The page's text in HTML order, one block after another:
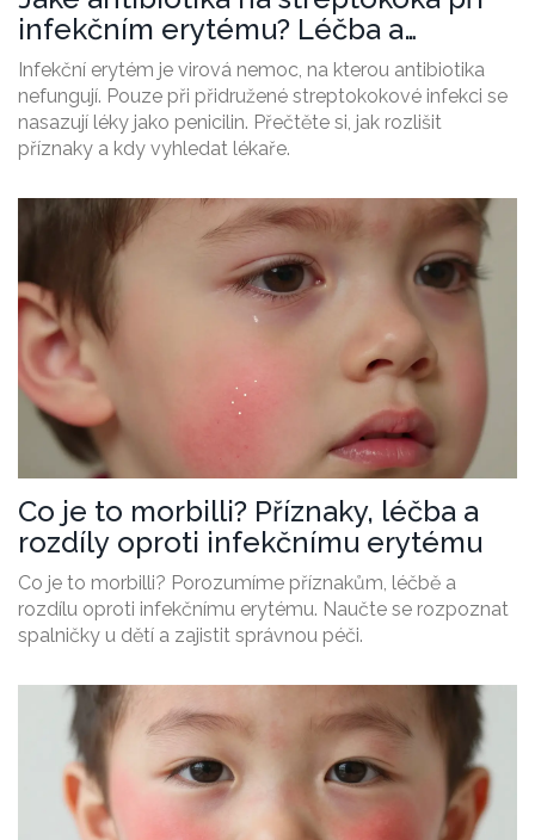
infekčním erytému? Léčba a
příznaky
Infekční erytém je virová nemoc, na kterou antibiotika
nefungují. Pouze při přidružené streptokokové infekci se
nasazují léky jako penicilin. Přečtěte si, jak rozlišit
příznaky a kdy vyhledat lékaře.
Co je to morbilli? Příznaky, léčba a
rozdíly oproti infekčnímu erytému
Co je to morbilli? Porozumíme příznakům, léčbě a
rozdílu oproti infekčnímu erytému. Naučte se rozpoznat
spalničky u dětí a zajistit správnou péči.